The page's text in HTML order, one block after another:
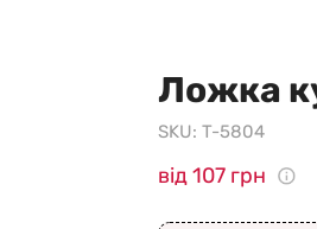
Ложка
SKU: T-5804
від 107 грн